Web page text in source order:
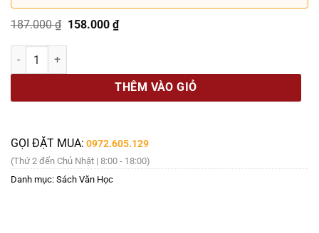
187.000₫ Giá
là:
158.000 ₫Giá
HỒI ỨC PHI CÔNG TIÊM KÍCH - Đại tá - Anh hùng Lực lượng vũ
THÊM VÀO GIỎ
GỌI ĐẶT MUA: 0972.605.129
(Thứ 2 đến Chủ Nhật | 8:00 - 18:00)
Danh mục: Sách Văn Học